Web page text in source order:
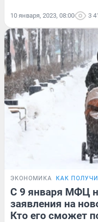
10 января, 2023, 08:00 3
ЭКОНОМИКА КАК
С 9 января МФЦ
заявления на
Кто его сможет